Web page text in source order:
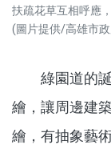
扶疏花草互相呼應
(圖片提供/高雄市
綠園道的誕
繪，讓周邊建
繪，有抽象藝